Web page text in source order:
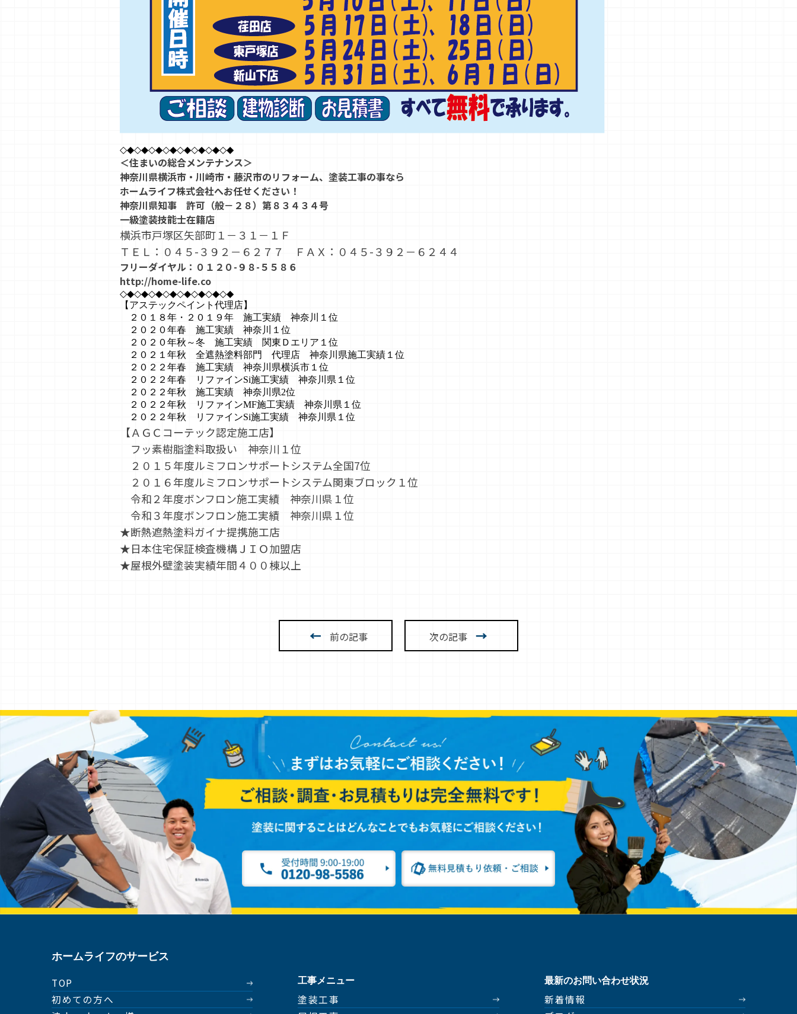
◇◆◇◆◇◆◇◆◇◆◇◆◇◆◇◆
＜住まいの総合メンテナンス＞
神奈川県横浜市・川崎市・藤沢市のリフォーム、塗装工事の事なら
ホームライフ株式会社へお任せください！
神奈川県知事 許可（般－２８）第８３４３４号
一級塗装技能士在籍店
横浜市戸塚区矢部町１－３１－１Ｆ
ＴＥＬ：０４５-３９２－６２７７ ＦＡＸ：０４５-３９２－６２４４
フリーダイヤル：０１２０-９８-５５８６
http://home-life.co
◇◆◇◆◇◆◇◆◇◆◇◆◇◆◇◆
【アステックペイント代理店】
２０１８年・２０１９年 施工実績 神奈川１位
２０２０年春 施工実績 神奈川１位
２０２０年秋～冬 施工実績 関東Ｄエリア１位
２０２１年秋 全遮熱塗料部門 代理店 神奈川県施工実績１位
２０２２年春 施工実績 神奈川県横浜市１位
２０２２年春 リファインSi施工実績 神奈川県１位
２０２２年秋 施工実績 神奈川県2位
２０２２年秋 リファインMF施工実績 神奈川県１位
２０２２年秋 リファインSi施工実績 神奈川県１位
【ＡＧＣコーテック認定施工店】
フッ素樹脂塗料取扱い 神奈川１位
２０１５年度ルミフロンサポートシステム全国7位
２０１６年度ルミフロンサポートシステム関東ブロック１位
令和２年度ボンフロン施工実績 神奈川県１位
令和３年度ボンフロン施工実績 神奈川県１位
★断熱遮熱塗料ガイナ提携施工店
★日本住宅保証検査機構ＪＩＯ加盟店
★屋根外壁塗装実績年間４００棟以上
← 前の記事 次の記事 →
ホームライフのサービス
TOP
初めての方へ
工事メニュー
塗装工事
最新のお問い合わせ状況
新着情報